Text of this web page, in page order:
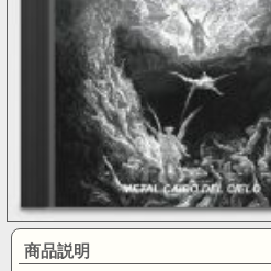
商品説明